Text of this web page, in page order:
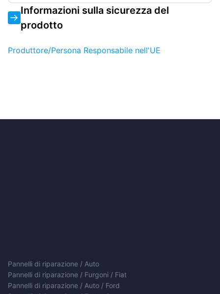
Informazioni sulla sicurezza del
prodotto
Produttore/Persona Responsabile nell'UE
Pannelli di riparazione / Auto
Pannelli di riparazione / Furgoni / Fiat
Pannelli di riparazione / Auto / Ford